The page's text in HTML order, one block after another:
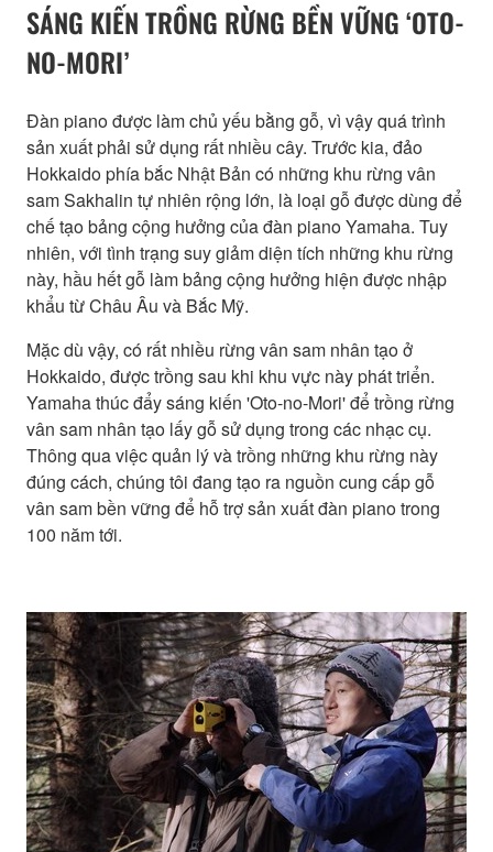
SÁNG KIẾN TRỒNG RỪNG BỀN VỮNG ‘OTO-
NO-MORI’
Đàn piano được làm chủ yếu bằng gỗ, vì vậy quá trình
sản xuất phải sử dụng rất nhiều cây. Trước kia, đảo
Hokkaido phía bắc Nhật Bản có những khu rừng vân
sam Sakhalin tự nhiên rộng lớn, là loại gỗ được dùng để
chế tạo bảng cộng hưởng của đàn piano Yamaha. Tuy
nhiên, với tình trạng suy giảm diện tích những khu rừng
này, hầu hết gỗ làm bảng cộng hưởng hiện được nhập
khẩu từ Châu Âu và Bắc Mỹ.
Mặc dù vậy, có rất nhiều rừng vân sam nhân tạo ở
Hokkaido, được trồng sau khi khu vực này phát triển.
Yamaha thúc đẩy sáng kiến 'Oto-no-Mori' để trồng rừng
vân sam nhân tạo lấy gỗ sử dụng trong các nhạc cụ.
Thông qua việc quản lý và trồng những khu rừng này
đúng cách, chúng tôi đang tạo ra nguồn cung cấp gỗ
vân sam bền vững để hỗ trợ sản xuất đàn piano trong
100 năm tới.